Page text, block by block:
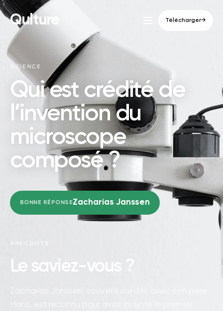
Qulture Télécharger→
SCIENCE
Qui est crédité de
l’invention du
microscope
composé ?
BONNE RÉPONSEZacharias Janssen
Le saviez-vous ?